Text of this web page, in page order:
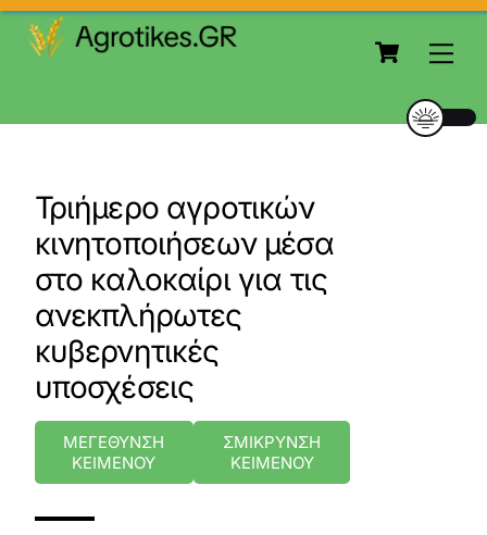
to
content
Cart
Τριήμερο αγροτικών
κινητοποιήσεων μέσα
στο καλοκαίρι για τις
ανεκπλήρωτες
κυβερνητικές
υποσχέσεις
ΜΕΓΕΘΥΝΣΗ
ΚΕΙΜΕΝΟΥ
ΣΜΙΚΡΥΝΣΗ
ΚΕΙΜΕΝΟΥ